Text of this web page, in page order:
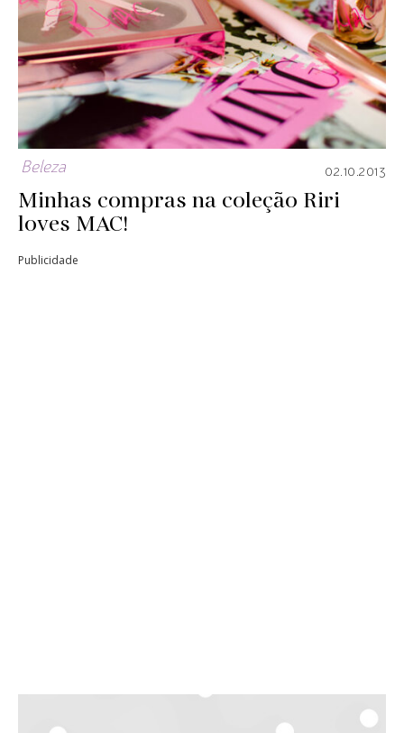
Beleza 02.10.2013
Minhas compras na coleção Riri
loves MAC!
Publicidade